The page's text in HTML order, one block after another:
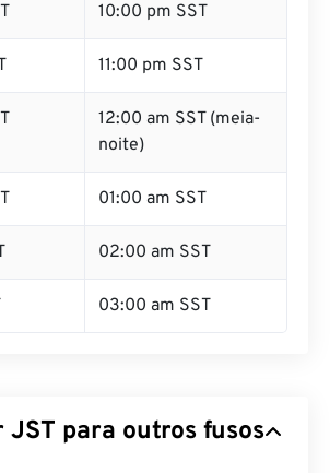
10:00 pm SST
11:00 pm SST
12:00 am SST (meia-
noite)
01:00 am SST
02:00 am SST
03:00 am SST
para outros fusos